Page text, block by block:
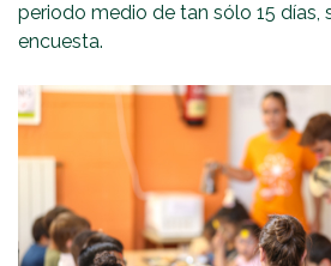
periodo medio de tan sólo 15 días,
encuesta.